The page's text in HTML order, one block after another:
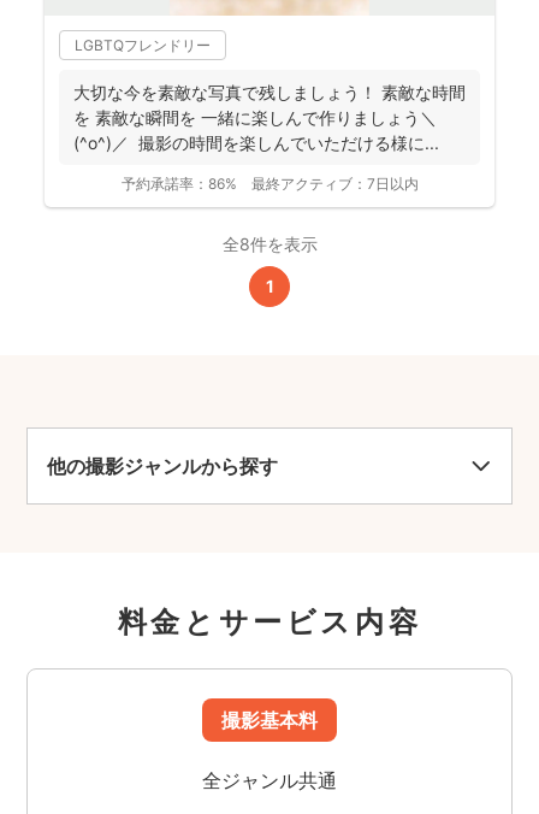
LGBTQフレンドリー
大切な今を素敵な写真で残しましょう！ 素敵な時間
を 素敵な瞬間を 一緒に楽しんで作りましょう＼
(^o^)／ 撮影の時間を楽しんでいただける様に...
予約承諾率： 86% 最終アクティブ： 7日以内
全8件を表示
1
他の撮影ジャンルから探す
料金とサービス内容
撮影基本料
全ジャンル共通